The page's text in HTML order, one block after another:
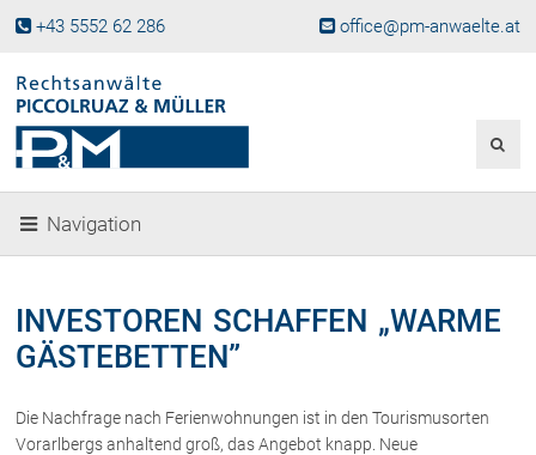
+43 5552 62 286 office@pm-anwaelte.at
Fachgebiete
Gesellschaftsgründung &
Beteiligungen
Immobilienrecht, Bauträgerrecht
Ferienimmobilien in Vorarlberg
Familienrecht und Scheidungen
Navigation
INVESTOREN SCHAFFEN „WARME
GÄSTEBETTEN”
Die Nachfrage nach Ferienwohnungen ist in den Tourismusorten
Vorarlbergs anhaltend groß, das Angebot knapp. Neue